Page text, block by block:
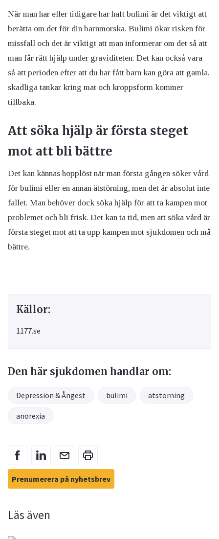
När man har eller tidigare har haft bulimi är det viktigt att
berätta om det för din barnmorska. Bulimi ökar risken för
missfall och det är viktigt att man informerar om det så att
man får rätt hjälp under graviditeten. Det kan också vara
så att perioden efter att du har fått barn kan göra att gamla,
skadliga tankar kring mat och kroppsform kommer
tillbaka.
Att söka hjälp är första steget
mot att bli bättre
Det kan kännas hopplöst när man första gången söker vård
för bulimi eller en annan ätstörning, men det är absolut inte
fallet. Man behöver dock söka hjälp för att ta kampen mot
problemet och bli frisk. Det kan ta tid, men att söka vård är
första steget mot att ta upp kampen mot sjukdomen och må
bättre.
Källor:
1177.se
Den här sjukdomen handlar om:
Depression & Ångest bulimi ätstörning
anorexia
Prenumerera på nyhetsbrev
Läs även